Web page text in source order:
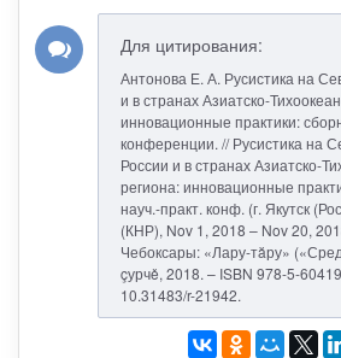
Для цитирования:
Антонова Е. А. Русистика на
и в странах Азиатско-
инновационные практики:
конференции. // Русистика на
России и в странах Азиатско-
региона: инновационные
науч.-практ. конф. (г. Якутск
(КНР), Nov 1, 2018 – Nov 20,
Чебоксары: «Лару-тăру»
çурчě, 2018. – ISBN 978-5-
10.31483/r-21942.